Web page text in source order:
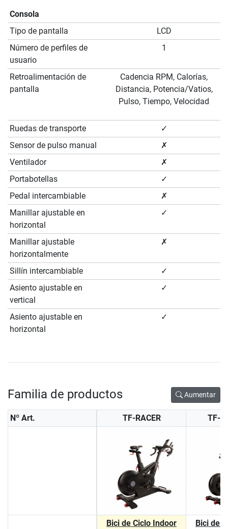
Consola
Tipo de pantalla
LCD
Número de perfiles de
usuario
1
Retroalimentación de
pantalla
Cadencia RPM, Calorías,
Distancia, Potencia/Vatios,
Pulso, Tiempo, Velocidad
Ruedas de transporte
✓
Sensor de pulso manual
✗
Ventilador
✗
Portabotellas
✓
Pedal intercambiable
✗
Manillar ajustable en
horizontal
✓
Manillar ajustable
horizontalmente
✗
Sillín intercambiable
✓
Asiento ajustable en
vertical
✓
Asiento ajustable en
horizontal
✓
Familia de productos Aumentar
Nº Art. TF-RACER TF-
Bici de Ciclo Indoor
Bici de